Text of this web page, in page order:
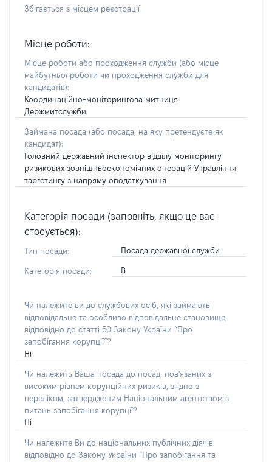
Збігається з місцем реєстрації
Місце роботи:
Місце роботи або проходження служби (або місце
майбутньої роботи чи проходження служби для
кандидатів):
Координаційно-моніторингова митниця
Держмитслужби
Займана посада (або посада, на яку претендуєте як
кандидат):
Головний державний інспектор відділу моніторингу
ризикових зовнішньоекономічних операцій Управління
таргетингу з напряму оподаткування
Категорія посади (заповніть, якщо це вас
стосується):
Тип посади: Посада державної служби
Категорія посади: В
Чи належите ви до службових осіб, які займають
відповідальне та особливо відповідальне становище,
відповідно до статті 50 Закону України “Про
запобігання корупції”?
Ні
Чи належить Ваша посада до посад, пов'язаних з
високим рівнем корупційних ризиків, згідно з
переліком, затвердженим Національним агентством з
питань запобігання корупції?
Ні
Чи належите Ви до національних публічних діячів
відповідно до Закону України “Про запобігання та